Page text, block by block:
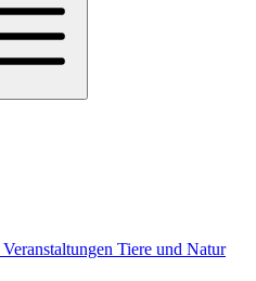
Veranstaltungen Tiere und Natur